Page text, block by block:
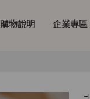
購物說明 企業專區